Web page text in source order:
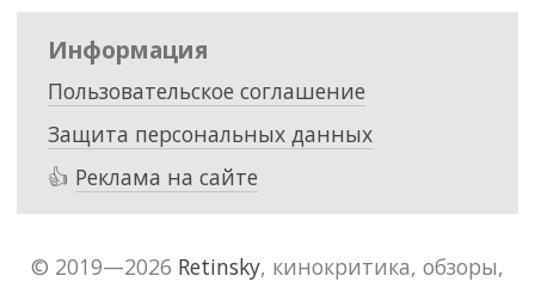
Информация
Пользовательское соглашение
Защита персональных данных
👍 Реклама на сайте
© 2019—2026 Retinsky, кинокритика, обзоры,